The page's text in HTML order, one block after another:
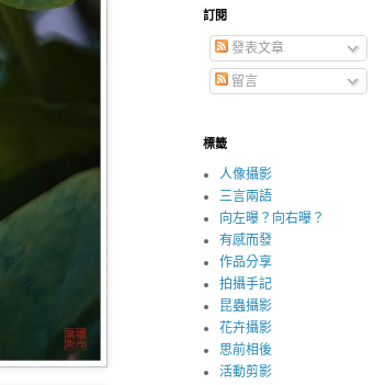
訂閱
發表文章
留言
標籤
人像攝影
三言兩語
向左曝？向右曝？
有感而發
作品分享
拍攝手記
昆蟲攝影
花卉攝影
思前相後
活動剪影